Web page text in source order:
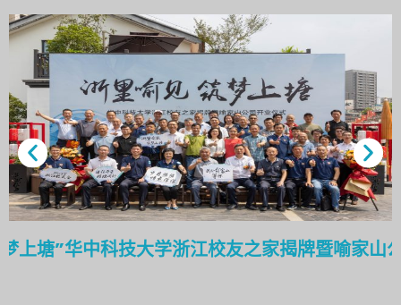
上塘”华中科技大学浙江校友之家揭牌暨喻家山